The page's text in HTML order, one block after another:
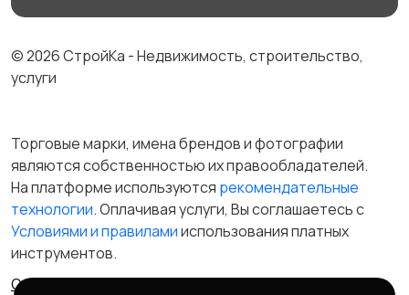
© 2026 СтройКа - Недвижимость, строительство,
услуги
Торговые марки, имена брендов и фотографии
являются собственностью их правообладателей.
На платформе используются рекомендательные
технологии. Оплачивая услуги, Вы соглашаетесь c
Условиями и правиламииспользования платных
инструментов.
Отказ от ответственности
Правила сервиса